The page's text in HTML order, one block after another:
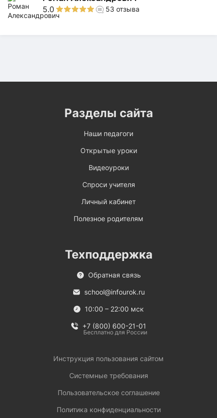
5.0 53 отзыва
Разделы сайта
Наши педагоги
Открытые уроки
Видеоуроки
Спроси учителя
Личный кабинет
Полезное родителям
Техподдержка
Обратная связь
school@infourok.ru
10:00 – 22:00 мск
+7 (800) 600-21-01
Бесплатно для России
Инструкция пользования сайтом
Системные требования
Пользовательское соглашение
Политика конфиденциальности